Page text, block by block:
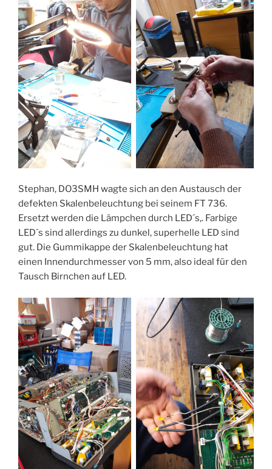
Stephan, DO3SMH wagte sich an den Austausch der
defekten Skalenbeleuchtung bei seinem FT 736.
Ersetzt werden die Lämpchen durch LED´s,. Farbige
LED´s sind allerdings zu dunkel, superhelle LED sind
gut. Die Gummikappe der Skalenbeleuchtung hat
einen Innendurchmesser von 5 mm, also ideal für den
Tausch Birnchen auf LED.